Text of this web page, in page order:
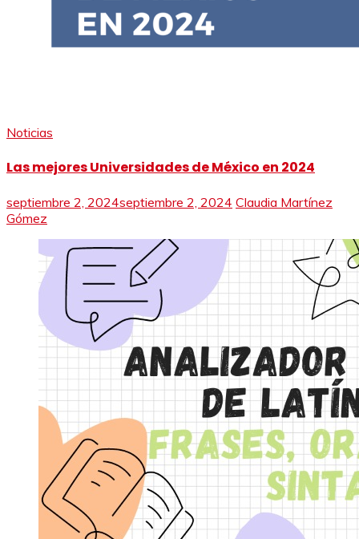
Noticias
Las mejores Universidades de México en 2024
septiembre 2, 2024septiembre 2, 2024 Claudia Martínez
Gómez